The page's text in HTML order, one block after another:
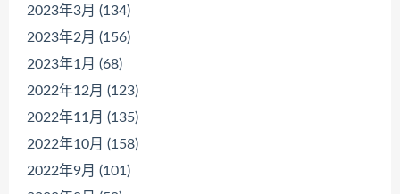
2023年3月 (134)
2023年2月 (156)
2023年1月 (68)
2022年12月 (123)
2022年11月 (135)
2022年10月 (158)
2022年9月 (101)